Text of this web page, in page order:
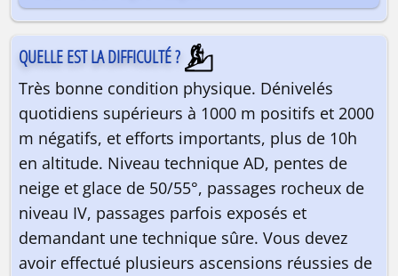
QUELLE EST LA DIFFICULTÉ ?
Très bonne condition physique. Dénivelés
quotidiens supérieurs à 1000 m positifs et 2000
m négatifs, et efforts importants, plus de 10h
en altitude. Niveau technique AD, pentes de
neige et glace de 50/55°, passages rocheux de
niveau IV, passages parfois exposés et
demandant une technique sûre. Vous devez
avoir effectué plusieurs ascensions réussies de